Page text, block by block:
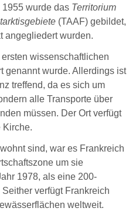
1955 wurde das Territorium
(TAAF) gebildet,
angegliedert wurden.
wissenschaftlichen
genannt wurde. Allerdings ist
treffend, da es sich um
alle Transporte über
müssen. Der Ort verfügt
Kirche.
sind, war es Frankreich
um sie
1978, als eine 200-
verfügt Frankreich
weltweit.